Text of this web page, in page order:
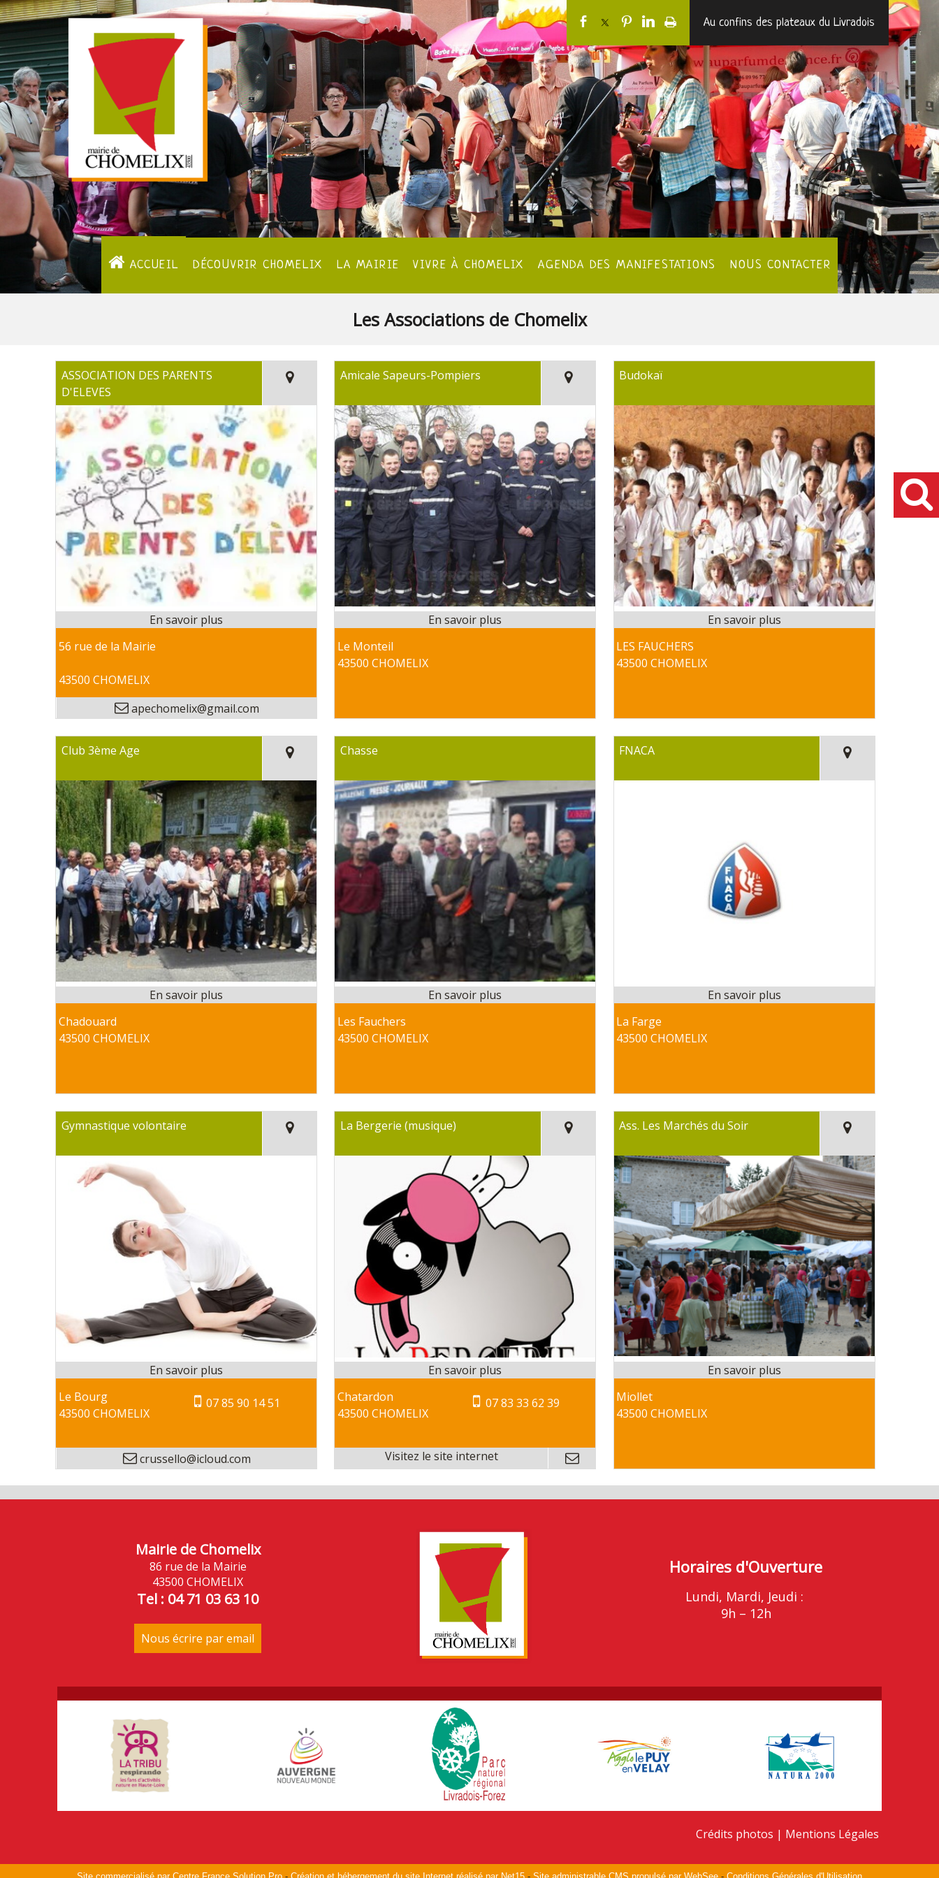
Au confins des plateaux du Livradois
ACCUEIL DÉCOUVRIR CHOMELIX LA MAIRIE VIVRE À CHOMELIX AGENDA DES MANIFESTATIONS NOUS CONTACTER
Les Associations de Chomelix
ASSOCIATION DES PARENTS
D'ELEVES
56 rue de la Mairie
43500 CHOMELIX
apechomelix@gmail.com
Amicale Sapeurs-Pompiers
Le Monteil
43500 CHOMELIX
Budokaï
LES FAUCHERS
43500 CHOMELIX
Club 3ème Age
Chadouard
43500 CHOMELIX
Chasse
Les Fauchers
43500 CHOMELIX
FNACA
La Farge
43500 CHOMELIX
Gymnastique volontaire
Le Bourg
43500 CHOMELIX
07 85 90 14 51
crussello@icloud.com
La Bergerie (musique)
Chatardon
43500 CHOMELIX
07 83 33 62 39
Ass. Les Marchés du Soir
Miollet
43500 CHOMELIX
Mairie de Chomelix
86 rue de la Mairie
43500 CHOMELIX
Tel : 04 71 03 63 10
Nous écrire par email
Horaires d'Ouverture
Lundi, Mardi, Jeudi :
9h – 12h
Crédits photos Mentions Légales